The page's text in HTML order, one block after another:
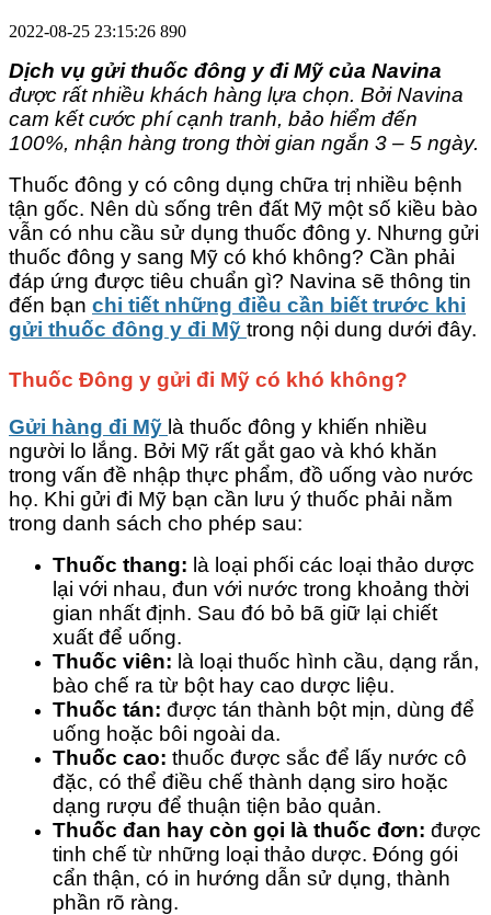
2022-08-25 23:15:26 890
Dịch vụ gửi thuốc đông y đi Mỹ của Navina
được rất nhiều khách hàng lựa chọn. Bởi Navina
cam kết cước phí cạnh tranh, bảo hiểm đến
100%, nhận hàng trong thời gian ngắn 3 – 5 ngày.
Thuốc đông y có công dụng chữa trị nhiều bệnh
tận gốc. Nên dù sống trên đất Mỹ một số kiều bào
vẫn có nhu cầu sử dụng thuốc đông y. Nhưng gửi
thuốc đông y sang Mỹ có khó không? Cần phải
đáp ứng được tiêu chuẩn gì? Navina sẽ thông tin
đến bạn chi tiết những điều cần biết trước khi
gửi thuốc đông y đi Mỹ trong nội dung dưới đây.
Thuốc Đông y gửi đi Mỹ có khó không?
Gửi hàng đi Mỹ là thuốc đông y khiến nhiều
người lo lắng. Bởi Mỹ rất gắt gao và khó khăn
trong vấn đề nhập thực phẩm, đồ uống vào nước
họ. Khi gửi đi Mỹ bạn cần lưu ý thuốc phải nằm
trong danh sách cho phép sau:
Thuốc thang: là loại phối các loại thảo dược
lại với nhau, đun với nước trong khoảng thời
gian nhất định. Sau đó bỏ bã giữ lại chiết
xuất để uống.
Thuốc viên: là loại thuốc hình cầu, dạng rắn,
bào chế ra từ bột hay cao dược liệu.
Thuốc tán: được tán thành bột mịn, dùng để
uống hoặc bôi ngoài da.
Thuốc cao: thuốc được sắc để lấy nước cô
đặc, có thể điều chế thành dạng siro hoặc
dạng rượu để thuận tiện bảo quản.
Thuốc đan hay còn gọi là thuốc đơn: được
tinh chế từ những loại thảo dược. Đóng gói
cẩn thận, có in hướng dẫn sử dụng, thành
phần rõ ràng.